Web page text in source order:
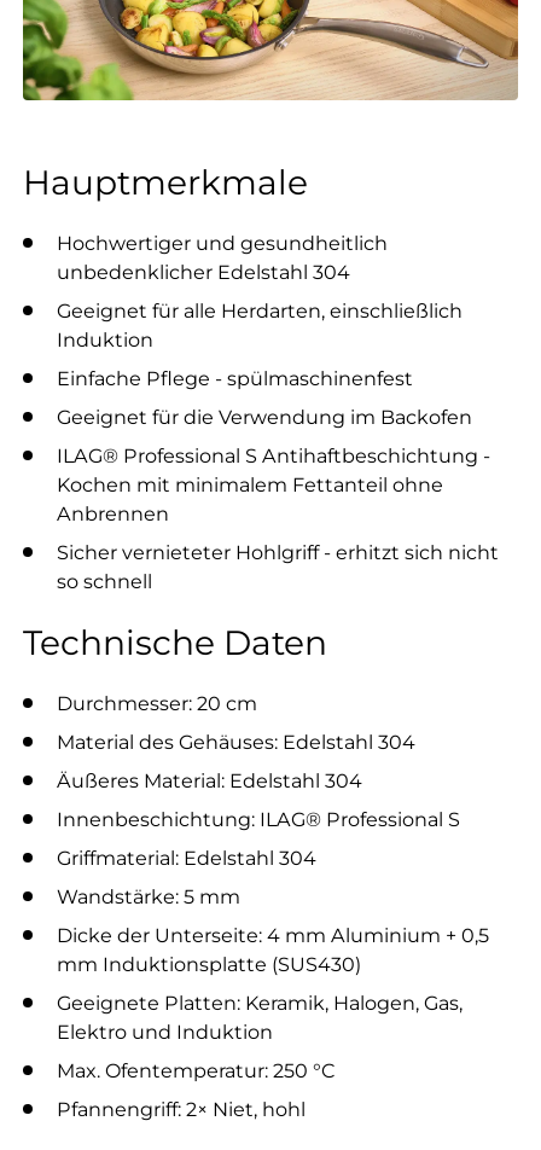
Hauptmerkmale
Hochwertiger und gesundheitlich
unbedenklicher Edelstahl 304
Geeignet für alle Herdarten, einschließlich
Induktion
Einfache Pflege - spülmaschinenfest
Geeignet für die Verwendung im Backofen
ILAG® Professional S Antihaftbeschichtung -
Kochen mit minimalem Fettanteil ohne
Anbrennen
Sicher vernieteter Hohlgriff - erhitzt sich nicht
so schnell
Technische Daten
Durchmesser: 20 cm
Material des Gehäuses: Edelstahl 304
Äußeres Material: Edelstahl 304
Innenbeschichtung: ILAG® Professional S
Griffmaterial: Edelstahl 304
Wandstärke: 5 mm
Dicke der Unterseite: 4 mm Aluminium + 0,5
mm Induktionsplatte (SUS430)
Geeignete Platten: Keramik, Halogen, Gas,
Elektro und Induktion
Max. Ofentemperatur: 250 °C
Pfannengriff: 2× Niet, hohl